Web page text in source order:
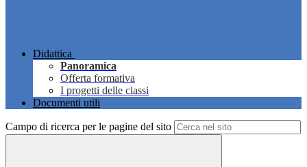
Didattica
Panoramica
Offerta formativa
I progetti delle classi
Documenti utili
Campo di ricerca per le pagine del sito